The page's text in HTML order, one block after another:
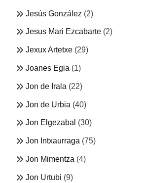
Jesús González (2)
Jesus Mari Ezcabarte (2)
Jexux Artetxe (29)
Joanes Egia (1)
Jon de Irala (22)
Jon de Urbia (40)
Jon Elgezabal (30)
Jon Intxaurraga (75)
Jon Mimentza (4)
Jon Urtubi (9)